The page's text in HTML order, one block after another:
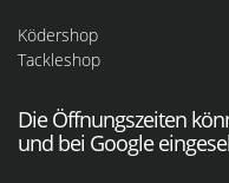
Ködershop
Tackleshop
Die Öffnungszeiten
und bei Google